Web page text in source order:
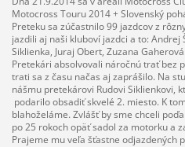
Motocross Touru 2014 + Slovenský
Preteku sa zúčastnilo 99 jazdcov z
jazdili aj naši kluboví jazdci a to: Andrej
Siklienka, Juraj Obert, Zuzana
Pretekári absolvovali náročnú trať bez
trati sa z času načas aj zaprášilo. Na
nášmu pretekárovi Rudovi Siklienkovi,
podarilo obsadiť skvelé 2. miesto. K
blahoželáme. Zvlášť by sme chceli
po 25 rokoch opäť sadol za motorku a
Prajeme mu veľa šťastne odjazdených